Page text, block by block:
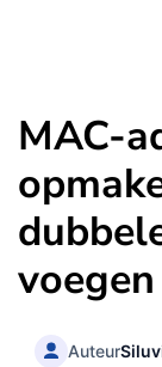
MAC-
Auteur